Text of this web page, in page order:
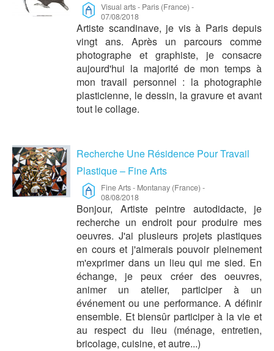
Visual arts- Paris (France) -
07/08/2018
Artiste scandinave, je vis à Paris depuis
vingt ans. Après un parcours comme
photographe et graphiste, je consacre
aujourd'hui la majorité de mon temps à
mon travail personnel : la photographie
plasticienne, le dessin, la gravure et avant
tout le collage.
Recherche Une Résidence Pour Travail
Plastique – Fine Arts
Fine Arts- Montanay (France) -
08/08/2018
Bonjour, Artiste peintre autodidacte, je
recherche un endroit pour produire mes
oeuvres. J'ai plusieurs projets plastiques
en cours et j'aimerais pouvoir pleinement
m'exprimer dans un lieu qui me sied. En
échange, je peux créer des oeuvres,
animer un atelier, participer à un
événement ou une performance. A définir
ensemble. Et biensûr participer à la vie et
au respect du lieu (ménage, entretien,
bricolage, cuisine, et autre...)